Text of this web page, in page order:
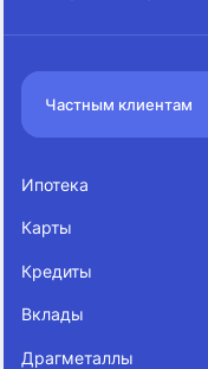
Частным клиентам
Ипотека
Карты
Кредиты
Вклады
Драгметаллы